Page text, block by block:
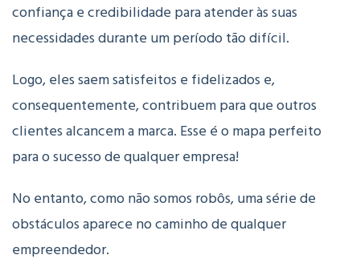
confiança e credibilidade para atender às suas
necessidades durante um período tão difícil.
Logo, eles saem satisfeitos e fidelizados e,
consequentemente, contribuem para que outros
clientes alcancem a marca. Esse é o mapa perfeito
para o sucesso de qualquer empresa!
No entanto, como não somos robôs, uma série de
obstáculos aparece no caminho de qualquer
empreendedor.